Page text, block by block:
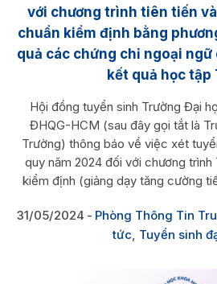
với chương trình tiên tiến
chuẩn kiểm định bằng
quả các chứng chỉ ngoại ngữ
kết quả học tập
Hội đồng tuyển sinh Trường Đại
ĐHQG-HCM (sau đây gọi tắt là
Trường) thông báo về việc xét
quy năm 2024 đối với chương trình
kiểm định (giảng dạy tăng cường
31/05/2024 Phòng Thông Tin
tức Tuyển sinh